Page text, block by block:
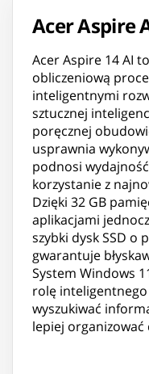
Acer Aspire
Acer Aspire 14 AI
obliczeniową
inteligentnymi
sztucznej
poręcznej
usprawnia
podnosi
korzystanie z
Dzięki 32 GB
aplikacjami
szybki dysk SSD o
gwarantuje
System Windows
rolę
wyszukiwać
lepiej organizować